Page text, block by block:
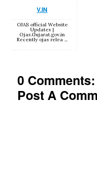
V.IN
OJAS official Website
Updates |
Ojas.Gujarat.gov.in
Recently ojas relea ...
0 Comments:
Post A